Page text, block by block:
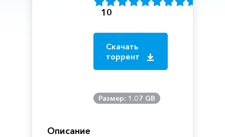
10
Скачать
торрент
Размер: 1.07 GB
Описание